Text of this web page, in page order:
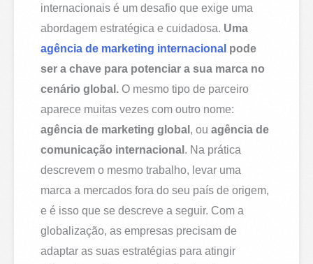
internacionais é um desafio que exige uma
abordagem estratégica e cuidadosa. Uma
agência de marketing internacional pode
ser a chave para potenciar a sua marca no
cenário global. O mesmo tipo de parceiro
aparece muitas vezes com outro nome:
agência de marketing global , ouagência de
comunicação internacional . Na prática
descrevem o mesmo trabalho, levar uma
marca a mercados fora do seu país de origem,
e é isso que se descreve a seguir. Com a
globalização, as empresas precisam de
adaptar as suas estratégias para atingir